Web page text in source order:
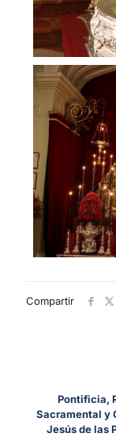
Compartir
Pontificia,
Sacramental y
Jesús de las